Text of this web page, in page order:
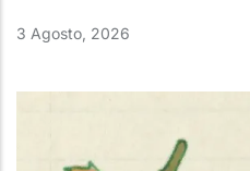
3 Agosto, 2026